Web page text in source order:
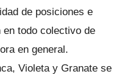
de posiciones e
todo colectivo de
en general.
Violeta y Granate se